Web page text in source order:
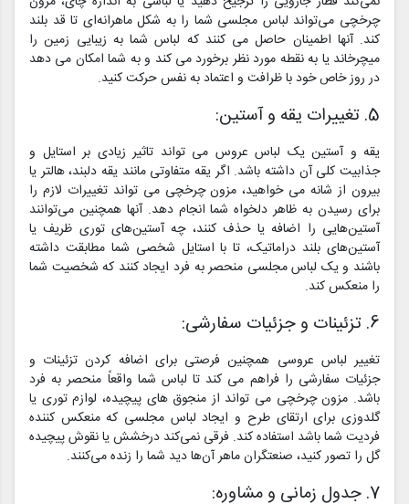
چرخچی می‌تواند لباس مجلسی شما را به شکل ماهرانه‌ای تا قد بلند
کند. آنها اطمینان حاصل می کنند که لباس شما به زیبایی زمین را
میچرخاند یا به نقطه مورد نظر برخورد می کند و به شما امکان می دهد
در روز خاص خود با ظرافت و اعتماد به نفس حرکت کنید.
5. تغییرات یقه و آستین:
یقه و آستین یک لباس عروس می تواند تاثیر زیادی بر استایل و
جذابیت کلی آن داشته باشد. اگر یقه متفاوتی مانند یقه دلبند، هالتر یا
بیرون از شانه می خواهید، مزون چرخچی می تواند تغییرات لازم را
برای رسیدن به ظاهر دلخواه شما انجام دهد. آنها همچنین می‌توانند
آستین‌هایی را اضافه یا حذف کنند، چه آستین‌های توری ظریف یا
آستین‌های بلند دراماتیک، تا با استایل شخصی شما مطابقت داشته
باشند و یک لباس مجلسی منحصر به فرد ایجاد کنند که شخصیت شما
را منعکس کند.
6. تزئینات و جزئیات سفارشی:
تغییر لباس عروسی همچنین فرصتی برای اضافه کردن تزئینات و
جزئیات سفارشی را فراهم می کند تا لباس شما واقعاً منحصر به فرد
باشد. مزون چرخچی می تواند از منجوق های پیچیده، لوازم توری یا
گلدوزی برای ارتقای طرح و ایجاد لباس مجلسی که منعکس کننده
فردیت شما باشد استفاده کند. فرقی نمی‌کند درخشش یا نقوش پیچیده
گل را تصور کنید، صنعتگران ماهر آن‌ها دید شما را زنده می‌کنند.
7. جدول زمانی و مشاوره: